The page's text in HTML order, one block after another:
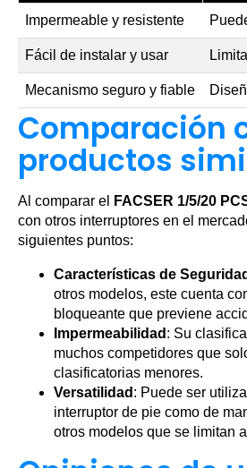
Impermeable y resistente
Fácil de instalar y usar
Mecanismo seguro y fiable
Comparación
productos
Al comparar el
FACSER 1/5/20
con otros interruptores en el
siguientes puntos:
Características de Seguridad
otros modelos, este cuenta
bloqueante que previene
Impermeabilidad : Su
muchos competidores que
clasificatorias menores.
Versatilidad : Puede ser
interruptor de pie como de
otros modelos que se limitan